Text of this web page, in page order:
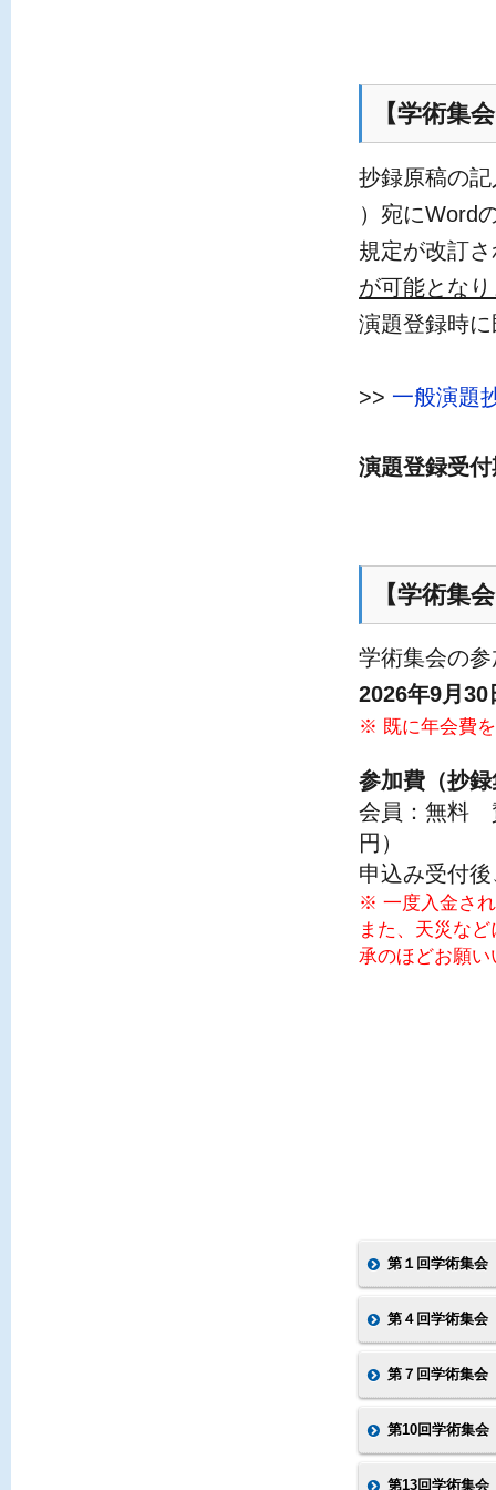
【学術集
抄録原稿の
）宛にWord
規定が改訂
が可能とな
演題登録時
>> 一般演題
演題登録受
【学術集
学術集会の
2026年9月30
※ 既に年会費
参加費（抄
会員：無料
円）
申込み受付
※ 一度入金さ
また、天災な
承のほどお願
第１回学術集会
第４回学術集会
第７回学術集会
第10回学術集会
第13回学術集会